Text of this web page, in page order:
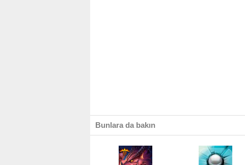
Bunlara da bakın